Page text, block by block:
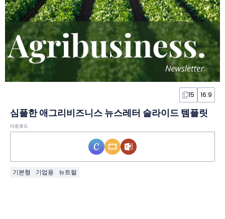
15 16:9
심플한 애그리비즈니스 뉴스레터 슬라이드 템플릿
다운로드
기본형 기업용 뉴트럴